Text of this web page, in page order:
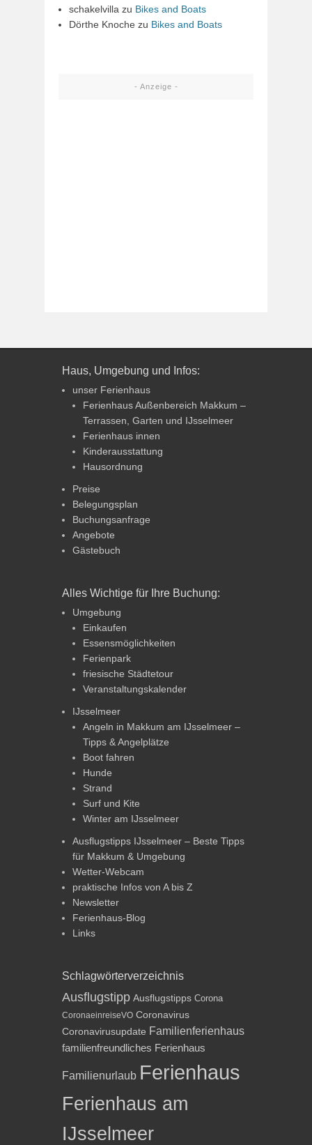
schakelvilla zu Bikes and Boats
Dörthe Knoche zu Bikes and Boats
- Anzeige -
Haus, Umgebung und Infos:
unser Ferienhaus
Ferienhaus Außenbereich Makkum –
Terrassen, Garten und IJsselmeer
Ferienhaus innen
Kinderausstattung
Hausordnung
Preise
Belegungsplan
Buchungsanfrage
Angebote
Gästebuch
Alles Wichtige für Ihre Buchung:
Umgebung
Einkaufen
Essensmöglichkeiten
Ferienpark
friesische Städtetour
Veranstaltungskalender
IJsselmeer
Angeln in Makkum am IJsselmeer –
Tipps & Angelplätze
Boot fahren
Hunde
Strand
Surf und Kite
Winter am IJsselmeer
Ausflugstipps IJsselmeer – Beste Tipps
für Makkum & Umgebung
Wetter-Webcam
praktische Infos von A bis Z
Newsletter
Ferienhaus-Blog
Links
Schlagwörterverzeichnis
Ausflugstipp Ausflugstipps Corona
CoronaeinreiseVO Coronavirus
Coronavirusupdate Familienferienhaus
familienfreundliches Ferienhaus
Familienurlaub Ferienhaus
Ferienhaus am
IJsselmeer